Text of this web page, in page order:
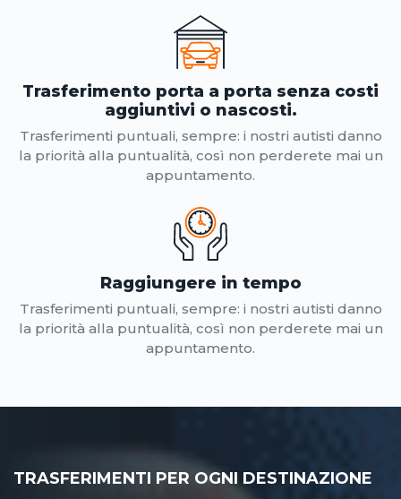
Trasferimento porta a porta senza costi
aggiuntivi o nascosti.
Trasferimenti puntuali, sempre: i nostri autisti danno
la priorità alla puntualità, così non perderete mai un
appuntamento.
Raggiungere in tempo
Trasferimenti puntuali, sempre: i nostri autisti danno
la priorità alla puntualità, così non perderete mai un
appuntamento.
TRASFERIMENTI PER OGNI DESTINAZIONE